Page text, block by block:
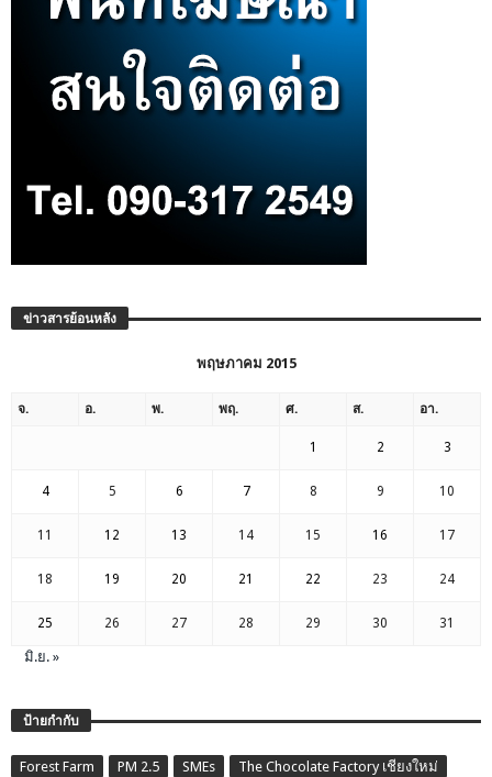
ข่าวสารย้อนหลัง
พฤษภาคม 2015
จ. อ. พ. พฤ. ศ. ส. อา.
1 2 3
4 5 6 7 8 9 10
11 12 13 14 15 16 17
18 19 20 21 22 23 24
25 26 27 28 29 30 31
มิ.ย. »
ป้ายกำกับ
Forest Farm PM 2.5 SMEs
The Chocolate Factory เชียงใหม่